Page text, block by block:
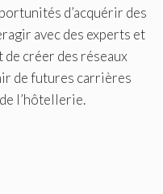
d’acquérir des
avec des experts et
de créer des réseaux
de futures carrières
l’hôtellerie.